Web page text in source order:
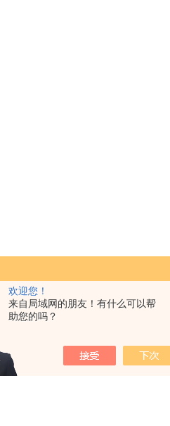
欢迎您！
来自局域网的朋友！有什么可以帮
助您的吗？